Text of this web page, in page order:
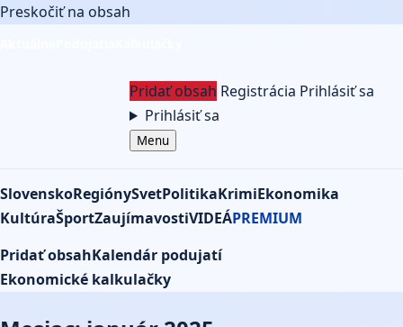
Preskočiť na obsah
Pridať obsah Registrácia Prihlásiť sa
Prihlásiť sa
Menu
SlovenskoRegiónySvetPolitikaKrimiEkonomika
KultúraŠportZaujímavostiVIDEÁPREMIUM
Pridať obsahKalendár podujatí
Ekonomické kalkulačky